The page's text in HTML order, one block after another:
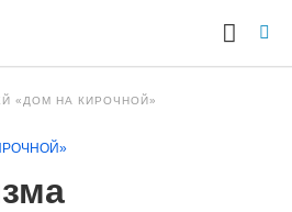
«ДОМ НА КИРОЧНОЙ»